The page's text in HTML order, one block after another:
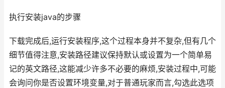
执行安装java的步骤
下载完成后,运行安装程序,这个过程本身并不复杂,但有几个
细节值得注意,安装路径建议保持默认或设置为一个简单易
记的英文路径,这能减少许多不必要的麻烦,安装过程中,可能
会询问你是否设置环境变量,对于普通玩家而言,勾选此选项